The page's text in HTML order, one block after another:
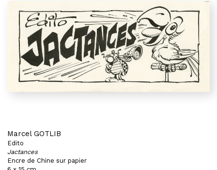
Marcel GOTLIB
Edito
Jactances
Encre de Chine sur papier